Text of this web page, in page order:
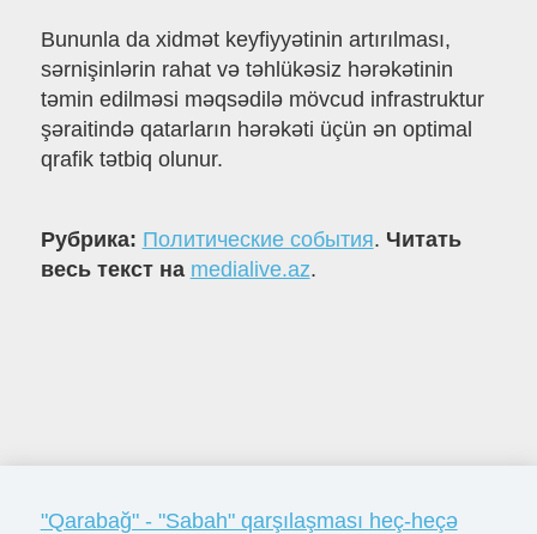
Bununla da xidmət keyfiyyətinin artırılması,
sərnişinlərin rahat və təhlükəsiz hərəkətinin
təmin edilməsi məqsədilə mövcud infrastruktur
şəraitində qatarların hərəkəti üçün ən optimal
qrafik tətbiq olunur.
Рубрика: Политические события. Читать
весь текст на medialive.az.
"Qarabağ" - "Sabah" qarşılaşması heç-heçə